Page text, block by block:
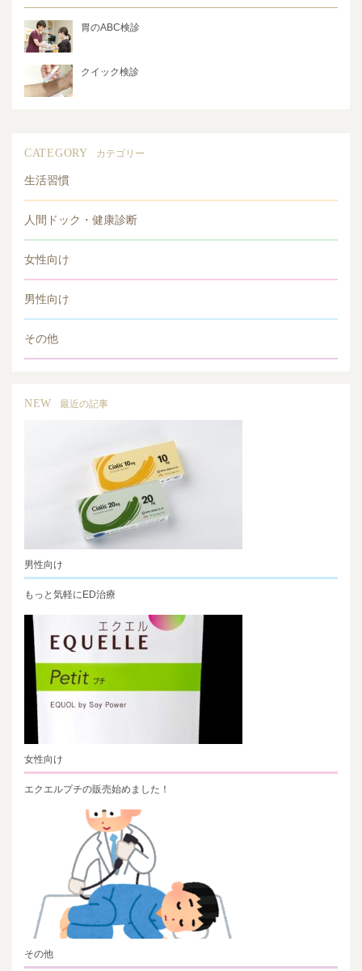
胃のABC検診
クイック検診
CATEGORY カテゴリー
生活習慣
人間ドック・健康診断
女性向け
男性向け
その他
NEW 最近の記事
男性向け
もっと気軽にED治療
女性向け
エクエルプチの販売始めました！
その他